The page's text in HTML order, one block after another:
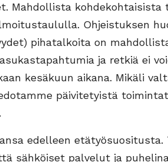
Mahdollista kohdekohtaisista
Ohjeistuksen
pihatalkoita on
ja retkiä ei
kesäkuun aikana. Mikäli
päivitetyistä
edelleen etätyösuositusta.
sähköiset palvelut ja